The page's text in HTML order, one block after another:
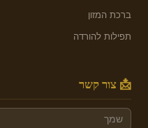
ברכת המזון
תפילות להורדה
📩 צור קשר